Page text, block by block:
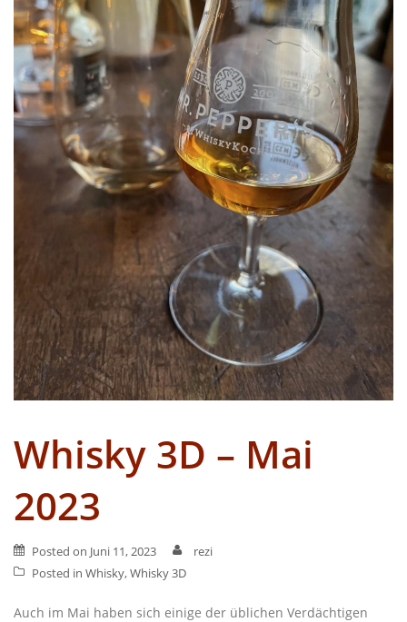
Whisky 3D – Mai
2023
Posted on Juni 11, 2023
rezi
Posted in Whisky,Whisky 3D
Auch im Mai haben sich einige der üblichen Verdächtigen